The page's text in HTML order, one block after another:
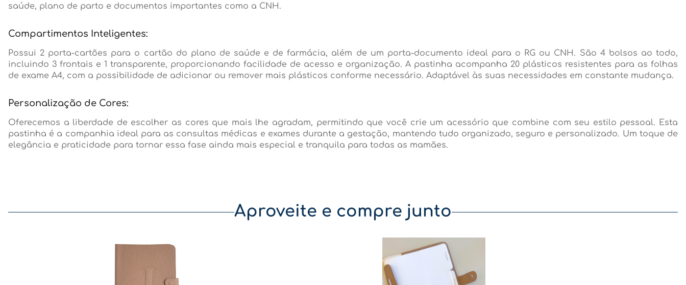
saúde, plano de parto e documentos importantes como a CNH.
Compartimentos Inteligentes:
Possui 2 porta-cartões para o cartão do plano de saúde e de farmácia, além de um porta-documento ideal para o RG ou CNH. São 4 bolsos ao todo,
incluindo 3 frontais e 1 transparente, proporcionando facilidade de acesso e organização. A pastinha acompanha 20 plásticos resistentes para as folhas
de exame A4, com a possibilidade de adicionar ou remover mais plásticos conforme necessário. Adaptável às suas necessidades em constante mudança.
Personalização de Cores:
Oferecemos a liberdade de escolher as cores que mais lhe agradam, permitindo que você crie um acessório que combine com seu estilo pessoal. Esta
pastinha é a companhia ideal para as consultas médicas e exames durante a gestação, mantendo tudo organizado, seguro e personalizado. Um toque de
elegância e praticidade para tornar essa fase ainda mais especial e tranquila para todas as mamães.
Aproveite e compre junto